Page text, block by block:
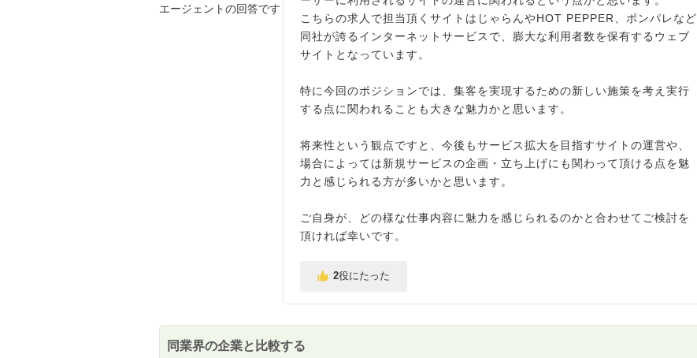
こちらの求人で担当頂くサイトはじゃらんやHOT PEPPER、ポンパレなど
同社が誇るインターネットサービスで、膨大な利用者数を保有するウェブ
サイトとなっています。
特に今回のポジションでは、集客を実現するための新しい施策を考え実行
する点に関われることも大きな魅力かと思います。
将来性という観点ですと、今後もサービス拡大を目指すサイトの運営や、
場合によっては新規サービスの企画・立ち上げにも関わって頂ける点を魅
力と感じられる方が多いかと思います。
ご自身が、どの様な仕事内容に魅力を感じられるのかと合わせてご検討を
頂ければ幸いです。
2役にたった
エージェントの回答です
同業界の企業と比較する